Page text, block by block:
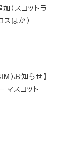
（スコットラ
スほか）
）お知らせ】
マスコット